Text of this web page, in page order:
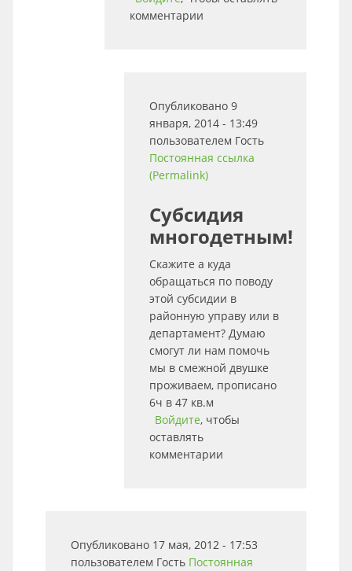
комментарии
Опубликовано 9
января, 2014 - 13:49
пользователем Гость
Постоянная ссылка
(Permalink)
Субсидия
многодетным!
Скажите а куда
обращаться по поводу
этой субсидии в
районную управу или в
департамент? Думаю
смогут ли нам помочь
мы в смежной двушке
проживаем, прописано
6ч в 47 кв.м
Войдите, чтобы
оставлять
комментарии
Опубликовано 17 мая, 2012 - 17:53
пользователем Гость Постоянная